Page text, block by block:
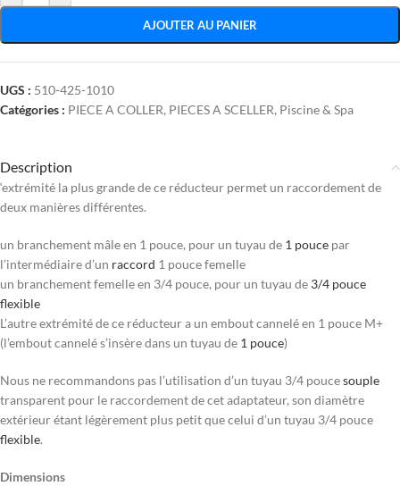
AJOUTER AU PANIER
UGS : 510-425-1010
Catégories : PIECE A COLLER, PIECES A SCELLER, Piscine & Spa
Description
‘extrémité la plus grande de ce réducteur permet un raccordement de
deux manières différentes.
un branchement mâle en 1 pouce, pour un tuyau de 1 pouce par
l’intermédiaire d’un raccord 1 pouce femelle
un branchement femelle en 3/4 pouce, pour un tuyau de 3/4 pouce
flexible
L’autre extrémité de ce réducteur a un embout cannelé en 1 pouce M+
(l’embout cannelé s’insère dans un tuyau de 1 pouce)
Nous ne recommandons pas l’utilisation d’un tuyau 3/4 poucesouple
transparent pour le raccordement de cet adaptateur, son diamètre
extérieur étant légèrement plus petit que celui d’un tuyau 3/4 pouce
flexible.
Dimensions